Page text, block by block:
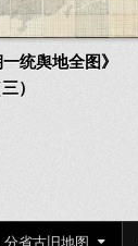
统舆地全图》
三）
分省古旧地图